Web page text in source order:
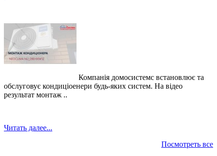
Компанія домосистемс встановлює та
обслуговує кондиціоенери будь-яких систем. На відео
результат монтаж ..
Читать далее...
Посмотреть все